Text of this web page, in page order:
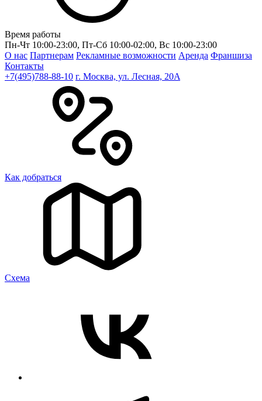
Время работы
Пн-Чт 10:00-23:00, Пт-Сб 10:00-02:00, Вс 10:00-23:00
О нас Партнерам Рекламные возможности Аренда Франшиза
Контакты
+7(495)788-88-10 г. Москва, ул. Лесная, 20A
Как добраться
Cхема